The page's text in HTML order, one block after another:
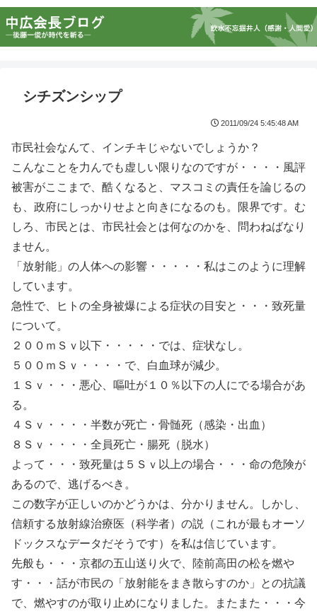
シチズンシップ
2011/09/24 5:45:48 AM
市民社会なんて、インチキじゃないでしょうか？
こんなことを力んでも虚しい限りなのですが・・・・風評
被害がここまで、酷くなると、マスコミの責任を論じるの
も、政府にしっかりせよと向きになるのも。限界です。む
しろ、市民とは、市民社会とは何なのかを、問わねばなり
ません。
「放射能」の人体への影響・・・・・私はこのように理解
しています。
急性で、ヒトの全身被爆による症状の目安と・・・致死量
について。
２００ｍＳｖ以下・・・・・では、症状なし。
５００ｍＳｖ・・・・で、白血球が減少。
１Ｓｖ・・・悪心、嘔吐が１０％以下の人にでる場合があ
る。
４Ｓｖ・・・・半数が死亡・骨髄死（感染・出血）
８Ｓｖ・・・・全員死亡・腸死（脱水）
よって・・・致死量は５Ｓｖ以上の場合・・・命の危険が
あるので、逃げるべき。
この数字が正しいのかどうかは、分かりません。しかし、
信頼する放射線治療医（科学者）の説（これが最もオーソ
ドックスなデータだそうです）を私は信じています。
先般も・・・京都の五山送り火で、陸前高田の松を燃や
す・・・話が市民の「放射能をまき散らすのか」との抗議
で、燃やすのが取り止めになりました。またまた・・・今